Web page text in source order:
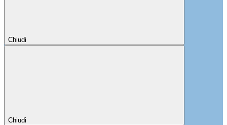
Chiudi
Chiudi